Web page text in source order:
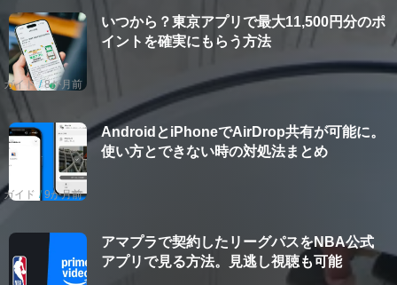
いつから？東京アプリで最大11,500円分のポ
イントを確実にもらう方法
ガイド 8か月前
AndroidとiPhoneでAirDrop共有が可能に。
使い方とできない時の対処法まとめ
ガイド 9か月前
アマプラで契約したリーグパスをNBA公式
アプリで見る方法。見逃し視聴も可能